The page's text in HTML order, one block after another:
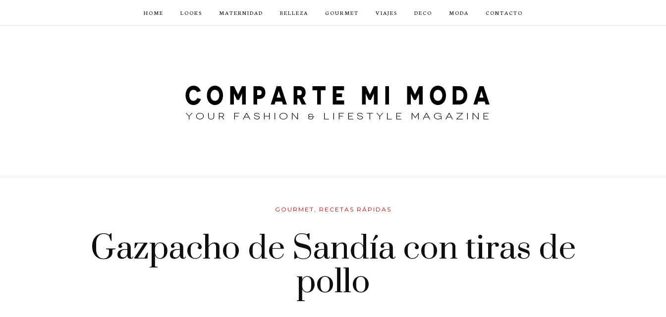
HOME LOOKS MATERNIDAD BELLEZA GOURMET VIAJES DECO MODA CONTACTO
GOURMET, RECETAS RÁPIDAS
Gazpacho de Sandía con tiras de
pollo